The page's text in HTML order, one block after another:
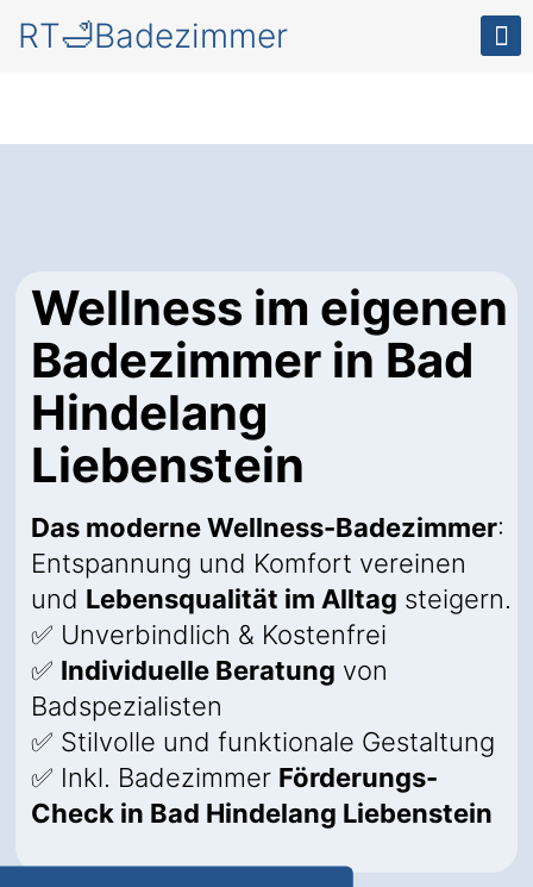
RT🛁Badezimmer
Wellness im eigenen
Badezimmer in Bad
Hindelang
Liebenstein
Das moderne Wellness-Badezimmer:
Entspannung und Komfort vereinen
und Lebensqualität im Alltag steigern.
✅ Unverbindlich & Kostenfrei
✅ Individuelle Beratung von
Badspezialisten
✅ Stilvolle und funktionale Gestaltung
✅ Inkl. Badezimmer Förderungs-
Check in Bad Hindelang Liebenstein